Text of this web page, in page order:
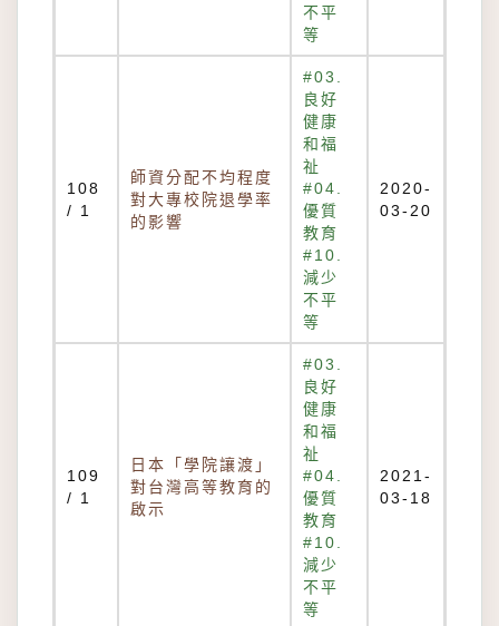
不平
等
108
/ 1
師資分配不均程度
對大專校院退學率
的影響
#03.
良好
健康
和福
祉
#04.
優質
教育
#10.
減少
不平
等
2020-
03-20
109
/ 1
日本「學院讓渡」
對台灣高等教育的
啟示
#03.
良好
健康
和福
祉
#04.
優質
教育
#10.
減少
不平
等
2021-
03-18